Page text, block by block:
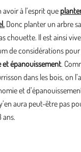
à l’esprit que
Donc planter un arbre
chouette. Il est ainsi
de considérations pour
épanouissement.
dans les bois, on
et
aura peut-être pas
ans.